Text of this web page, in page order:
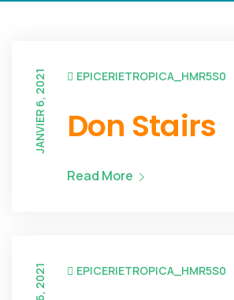
EPICERIETROPICA_HMR5S0
JANVIER 6, 2021 Don Stairs
Read More
EPICERIETROPICA_HMR5S0